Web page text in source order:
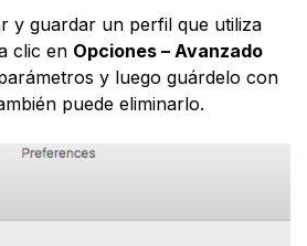
y guardar un perfil que utiliza
clic en Opciones – Avanzado
y luego guárdelo con
puede eliminarlo.